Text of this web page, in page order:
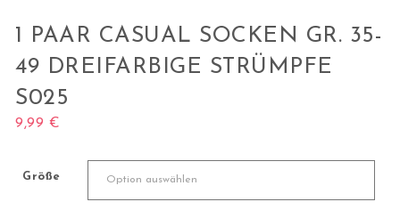
1 PAAR CASUAL SOCKEN GR. 35-
49 DREIFARBIGE STRÜMPFE
S025
9,99 €
Größe